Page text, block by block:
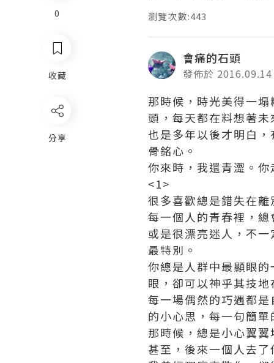
瀏覽次數:443
會痛的石頭
發佈於 2016.09.14
那時候，時光美得一
頭，每天都在料想著
也是多年以後才明白
骨銘心。
你來時，我還青澀。
<1>
很多喜歡總是錯失在
每一個人的青春裡，
或是很漂亮迷人，不
最特別。
你總是人群中最顯眼
眼，卻可以神乎其技
每一場偶然的巧遇都
的小心思，每一句簡
那時候，總是小心翼
甚至，後來一個人去
0
收藏
分享